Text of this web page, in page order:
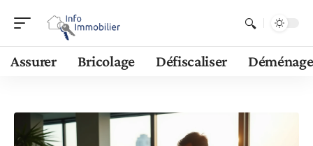
Assurer Bricolage Défiscaliser